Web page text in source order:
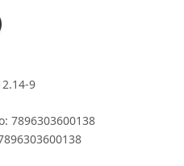
9
7896303600138